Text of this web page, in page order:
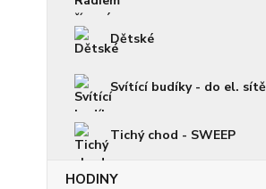
Dětské
Svítící budíky - do el. sítě
Tichý chod - SWEEP
HODINY